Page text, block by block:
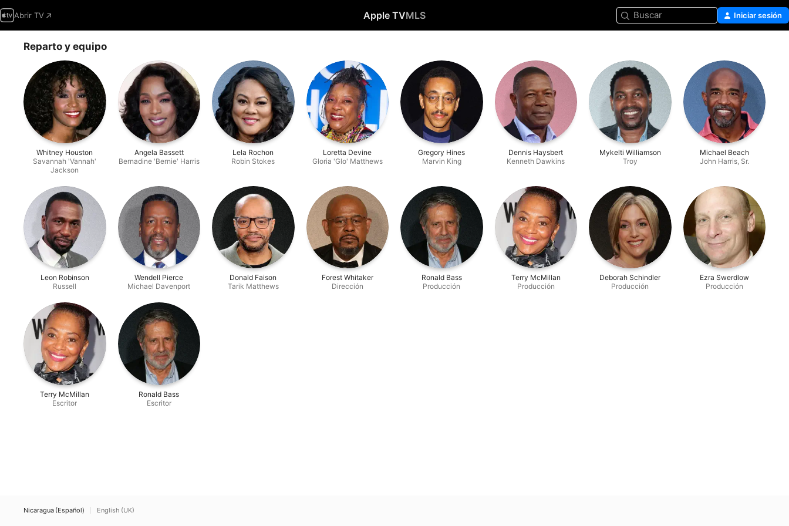
Abrir TV Apple TVMLS Buscar Iniciar sesión
Reparto y equipo
Whitney Houston
Savannah 'Vannah'
Jackson
Angela Bassett
Bernadine 'Bernie' Harris
Lela Rochon
Robin Stokes
Loretta Devine
Gloria 'Glo' Matthews
Gregory Hines
Marvin King
Dennis Haysbert
Kenneth Dawkins
Mykelti Williamson
Troy
Michael Beach
John Harris, Sr.
Leon Robinson
Russell
Wendell Pierce
Michael Davenport
Donald Faison
Tarik Matthews
Forest Whitaker
Dirección
Ronald Bass
Producción
Terry McMillan
Producción
Deborah Schindler
Producción
Ezra Swerdlow
Producción
Terry McMillan
Escritor
Ronald Bass
Escritor
Nicaragua (Español) English (UK)